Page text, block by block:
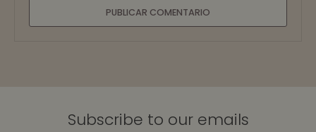
PUBLICAR COMENTARIO
Subscribe to our emails